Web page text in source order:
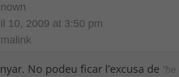
10, 2009 at 3:50 pm
No podeu ficar l’excusa de